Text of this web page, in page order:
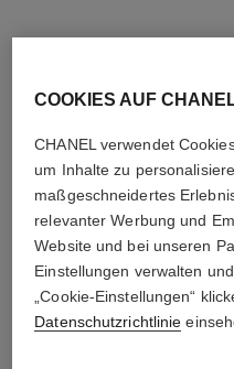
COOKIES AUF
CHANEL verwendet
um Inhalte zu
maßgeschneidertes
relevanter Werbung und
Website und bei unseren
Einstellungen verwalten
„Cookie-Einstellungen“
Datenschutzrichtlinie